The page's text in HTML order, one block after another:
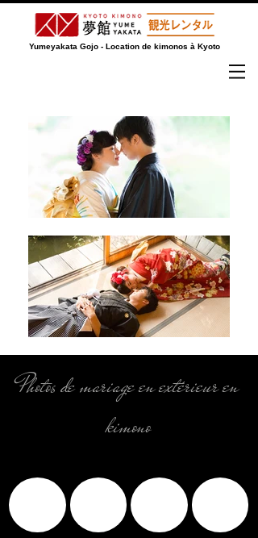
Yumeyakata Gojo - Location de kimonos à Kyoto
Photos de mariage en extérieur en
kimono